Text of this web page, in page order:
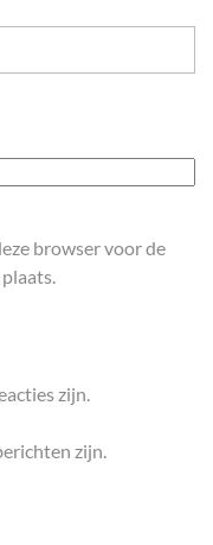
browser voor de
zijn.
zijn.